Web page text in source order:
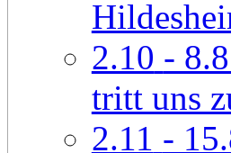
2.10 -
tritt uns
2.11 -